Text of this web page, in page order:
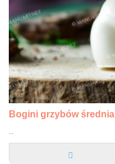
Bogini grzybów średnia